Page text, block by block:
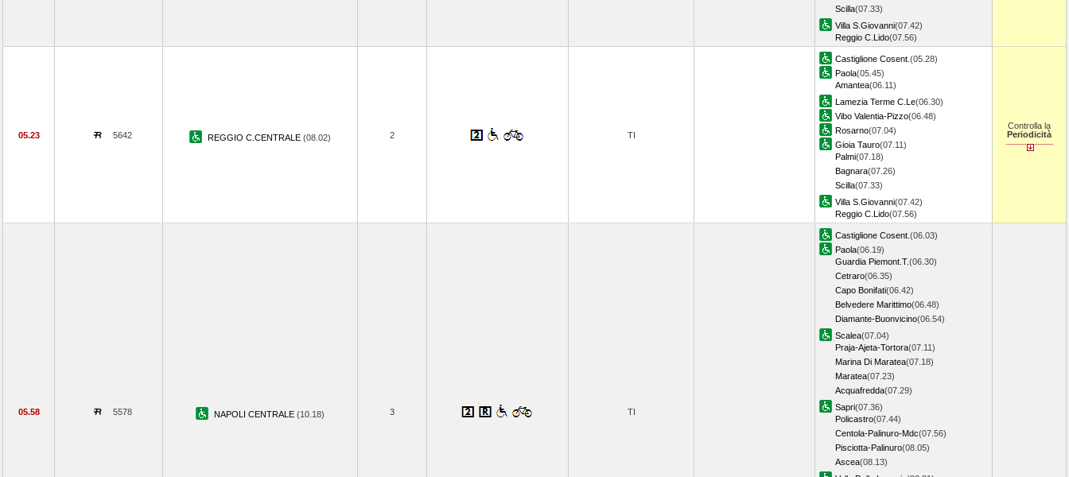
Scilla(07.33)
Villa S.Giovanni(07.42)
Reggio C.Lido(07.56)
05.23 5642 REGGIO C.CENTRALE (08.02) 2 TI
Castiglione Cosent. (05.28)
Paola(05.45)
Amantea(06.11)
Lamezia Terme C.Le(06.30)
Vibo Valentia-Pizzo(06.48)
Rosarno(07.04)
Gioia Tauro(07.11)
Palmi(07.18)
Bagnara(07.26)
Scilla(07.33)
Villa S.Giovanni(07.42)
Reggio C.Lido(07.56)
Controlla la
Periodicità
05.58 5578 NAPOLI CENTRALE (10.18) 3 TI
Castiglione Cosent. (06.03)
Paola(06.19)
Guardia Piemont.T.(06.30)
Cetraro(06.35)
Capo Bonifati(06.42)
Belvedere Marittimo(06.48)
Diamante-Buonvicino(06.54)
Scalea(07.04)
Praja-Ajeta-Tortora(07.11)
Marina Di Maratea(07.18)
Maratea(07.23)
Acquafredda(07.29)
Sapri(07.36)
Policastro(07.44)
Centola-Palinuro-Mdc(07.56)
Pisciotta-Palinuro(08.05)
Ascea(08.13)